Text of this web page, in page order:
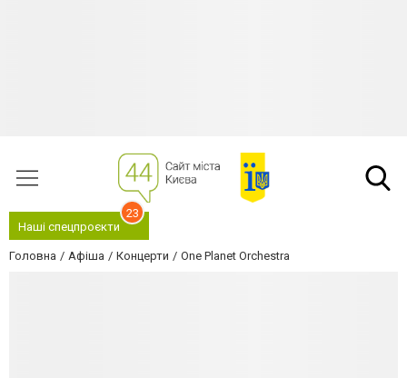
Наші спецпроєкти
23
Головна Афіша Концерти One Planet Orchestra